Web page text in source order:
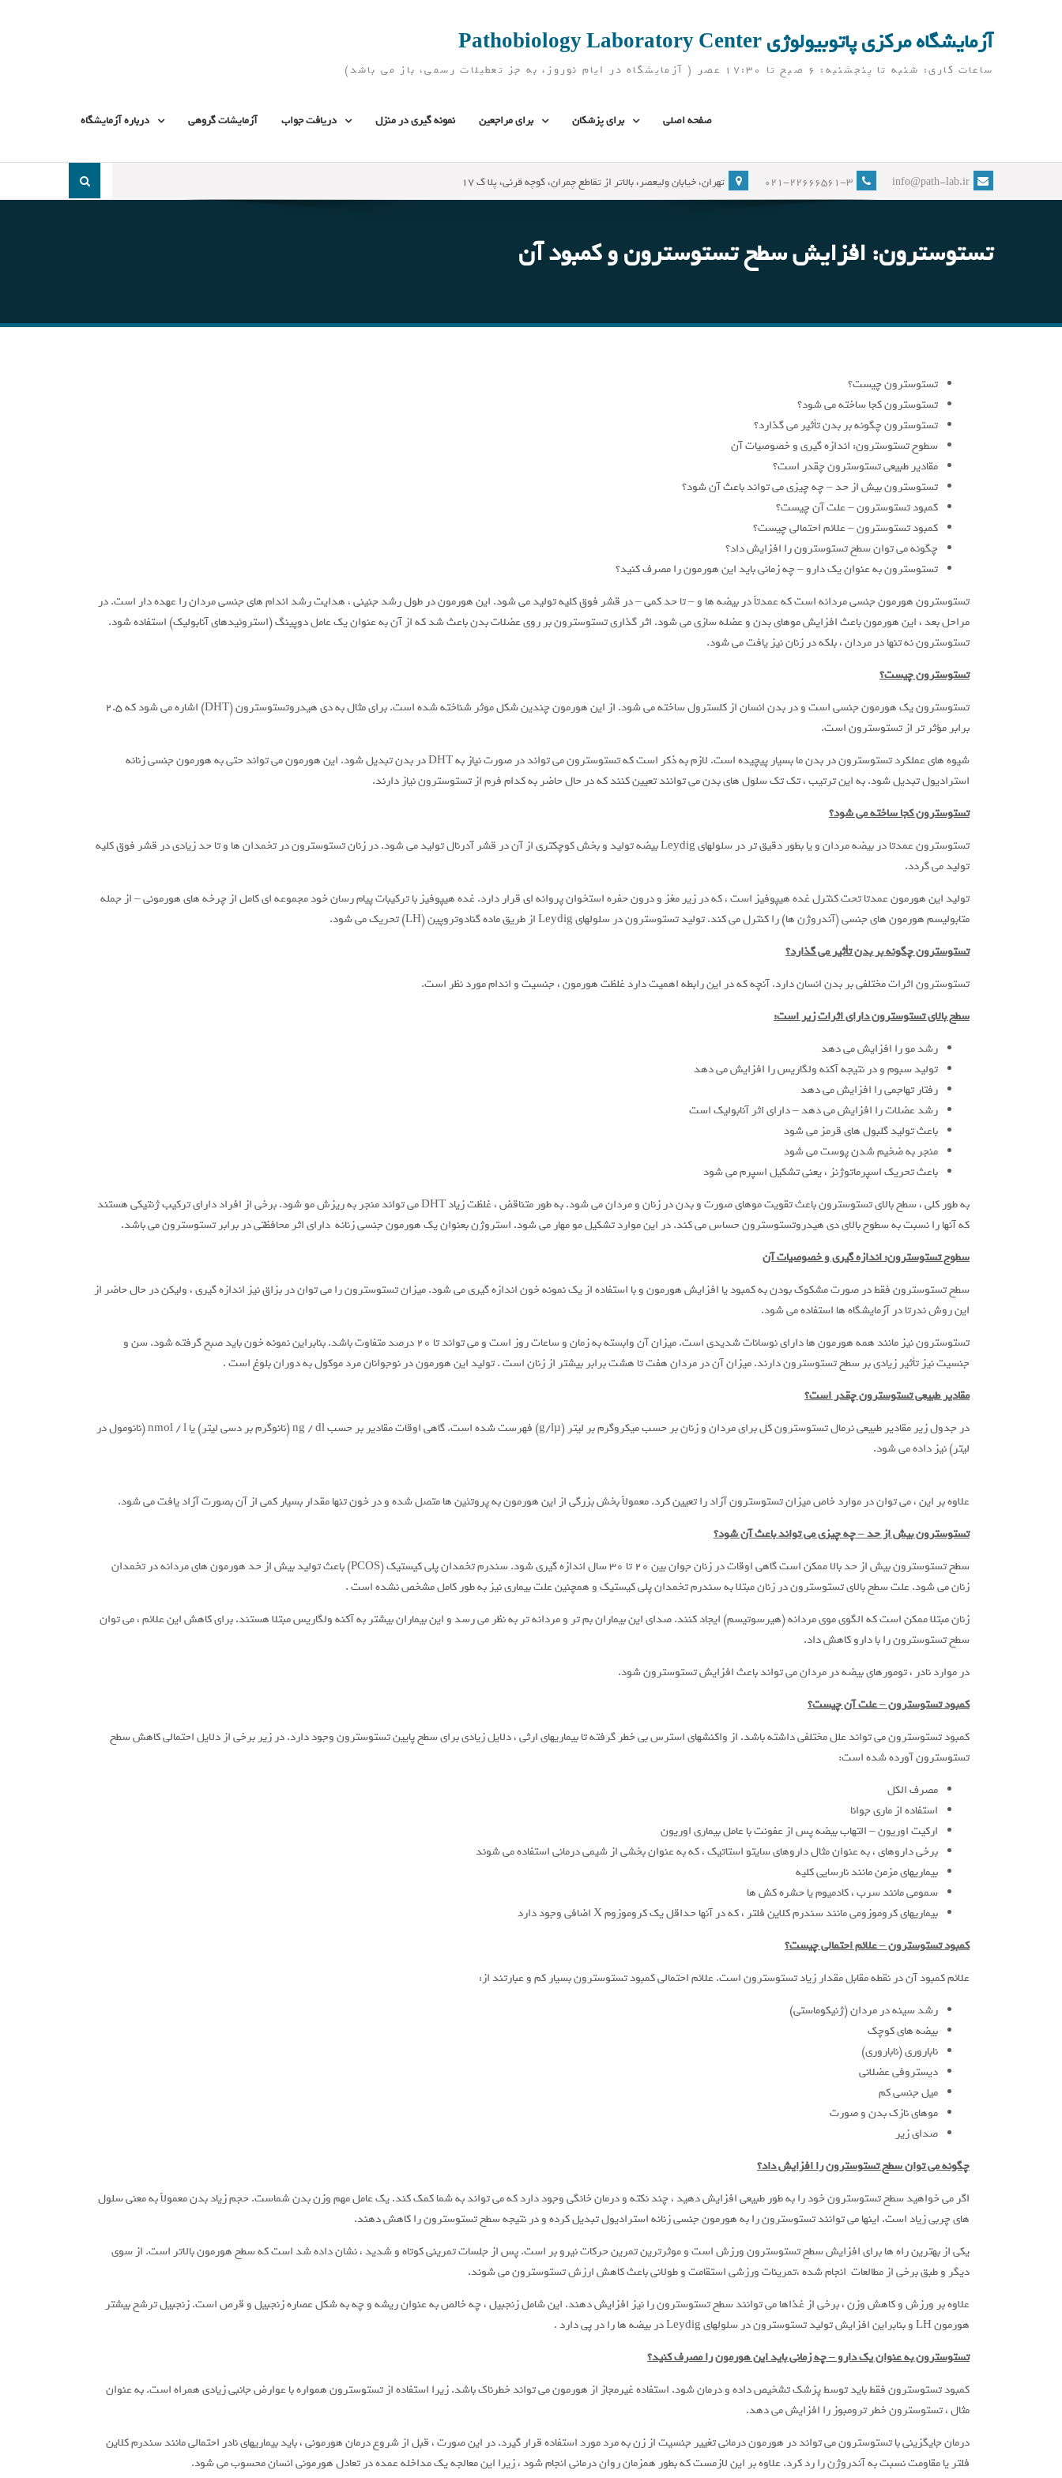
آزمایشگاه مرکزی پاتوبیولوژی Pathobiology Laboratory Center
ساعات کاری: شنبه تا پنجشنبه: 6 صبح تا 17:30 عصر ( آزمایشگاه در ایام نوروز، به جز تعطیلات رسمی، باز می باشد)
صفحه اصلی برای پزشکان برای مراجعین نمونه گیری در منزل دریافت جواب آزمایشات گروهی درباره آزمایشگاه
info@path-lab.ir
021-22666561-3 تهران، خیابان ولیعصر، بالاتر از تقاطع چمران، کوچه قرنی، پلا ک 17
جست
تستوسترون: افزایش سطح تستوسترون و کمبود آن
تستوسترون چیست؟
تستوسترون کجا ساخته می شود؟
تستوسترون چگونه بر بدن تأثیر می گذارد؟
سطوح تستوسترون: اندازه گیری و خصوصیات آن
مقادیر طبیعی تستوسترون چقدر است؟
تستوسترون بیش از حد – چه چیزی می تواند باعث آن شود؟
کمبود تستوسترون – علت آن چیست؟
کمبود تستوسترون – علائم احتمالی چیست؟
چگونه می توان سطح تستوسترون را افزایش داد؟
تستوسترون به عنوان یک دارو – چه زمانی باید این هورمون را مصرف کنید؟
تستوسترون هورمون جنسی مردانه است که عمدتاً در بیضه ها و – تا حد کمی – در قشر فوق کلیه تولید می شود. این هورمون در طول رشد جنینی ، هدایت رشد اندام های جنسی مردان را عهده دار است. در
مراحل بعد ، این هورمون باعث افزایش موهای بدن و عضله سازی می شود. اثر گذاری تستوسترون بر روی عضلات بدن باعث شد که از آن به عنوان یک عامل دوپینگ (استروئیدهای آنابولیک) استفاده شود.
تستوسترون نه تنها در مردان ، بلکه در زنان نیز یافت می شود.
تستوسترون چیست؟
تستوسترون یک هورمون جنسی است و در بدن انسان از کلسترول ساخته می شود. از این هورمون چندین شکل موثر شناخته شده است. برای مثال به دی هیدروتستوسترون (DHT) اشاره می شود که 2.5
برابر مؤثر تر از تستوسترون است.
شیوه های عملکرد تستوسترون در بدن ما بسیار پیچیده است. لازم به ذکر است که تستوسترون می تواند در صورت نیاز به DHT در بدن تبدیل شود. این هورمون می تواند حتی به هورمون جنسی زنانه
استرادیول تبدیل شود. به این ترتیب ، تک تک سلول های بدن می توانند تعیین کنند که در حال حاضر به کدام فرم از تستوسترون نیاز دارند.
تستوسترون کجا ساخته می شود؟
تستوسترون عمدتا در بیضه مردان و یا بطور دقیق تر در سلولهای Leydig بیضه تولید و بخش کوچکتری از آن در قشر آدرنال تولید می شود. در زنان تستوسترون در تخمدان ها و تا حد زیادی در قشر فوق کلیه
تولید می گردد.
تولید این هورمون عمدتا تحت کنترل غده هیپوفیز است ، که در زیر مغز و درون حفره استخوان پروانه ای قرار دارد. غده هیپوفیز با ترکیبات پیام رسان خود مجموعه ای کامل از چرخه های هورمونی – از جمله
متابولیسم هورمون های جنسی (آندروژن ها) را کنترل می کند. تولید تستوسترون در سلولهای Leydig از طریق ماده گنادوتروپین (LH) تحریک می شود.
تستوسترون چگونه بر بدن تأثیر می گذارد؟
تستوسترون اثرات مختلفی بر بدن انسان دارد. آنچه که در این رابطه اهمیت دارد غلظت هورمون ، جنسیت و اندام مورد نظر است.
سطح بالای تستوسترون دارای اثرات زیر است:
رشد مو را افزایش می دهد
تولید سبوم و در نتیجه آکنه ولگاریس را افزایش می دهد
رفتار تهاجمی را افزایش می دهد
رشد عضلات را افزایش می دهد – دارای اثر آنابولیک است
باعث تولید گلبول های قرمز می شود
منجر به ضخیم شدن پوست می شود
باعث تحریک اسپرماتوژنز ، یعنی تشکیل اسپرم می شود
به طور کلی ، سطح بالای تستوسترون باعث تقویت موهای صورت و بدن در زنان و مردان می شود. به طور متناقض ، غلظت زیاد DHT می تواند منجر به ریزش مو شود. برخی از افراد دارای ترکیب ژنتیکی هستند
که آنها را نسبت به سطوح بالای دی هیدروتستوسترون حساس می کند. در این موارد تشکیل مو مهار می شود. استروژن بعنوان یک هورمون جنسی زنانه دارای اثر محافظتی در برابر تستوسترون می باشد.
سطوح تستوسترون: اندازه گیری و خصوصیات آن
سطح تستوسترون فقط در صورت مشکوک بودن به کمبود یا افزایش هورمون و با استفاده از یک نمونه خون اندازه گیری می شود. میزان تستوسترون را می توان در بزاق نیز اندازه گیری ، ولیکن در حال حاضر از
این روش ندرتا در آزمایشگاه ها استفاده می شود.
تستوسترون نیز مانند همه هورمون ها دارای نوسانات شدیدی است. میزان آن وابسته به زمان و ساعات روز است و می تواند تا 20 درصد متفاوت باشد. بنابراین نمونه خون باید صبح گرفته شود. سن و
جنسیت نیز تأثیر زیادی بر سطح تستوسترون دارند. میزان آن در مردان هفت تا هشت برابر بیشتر از زنان است . تولید این هورمون در نوجوانان مرد موکول به دوران بلوغ است .
مقادیر طبیعی تستوسترون چقدر است؟
در جدول زیر مقادیر طبیعی نرمال تستوسترون کل برای مردان و زنان بر حسب میکروگرم بر لیتر (g/lµ) فهرست شده است. گاهی اوقات مقادیر بر حسب ng / dl (نانوگرم بر دسی لیتر) یا nmol / l (نانومول در
لیتر) نیز داده می شود.
علاوه بر این ، می توان در موارد خاص میزان تستوسترون آزاد را تعیین کرد. معمولاً بخش بزرگی از این هورمون به پروتئین ها متصل شده و در خون تنها مقدار بسیار کمی از آن بصورت آزاد یافت می شود.
تستوسترون بیش از حد – چه چیزی می تواند باعث آن شود؟
سطح تستوسترون بیش از حد بالا ممکن است گاهی اوقات در زنان جوان بین 20 تا 30 سال اندازه گیری شود. سندرم تخمدان پلی کیستیک (PCOS) باعث تولید بیش از حد هورمون های مردانه در تخمدان
زنان می شود. علت سطح بالای تستوسترون در زنان مبتلا به سندرم تخمدان پلی کیستیک و همچنین علت بیماری نیز به طور کامل مشخص نشده است .
زنان مبتلا ممکن است که الگوی موی مردانه (هیرسوتیسم) ایجاد کنند. صدای این بیماران بم تر و مردانه تر به نظر می رسد و این بیماران بیشتر به آکنه ولگاریس مبتلا هستند. برای کاهش این علائم ، می توان
سطح تستوسترون را با دارو کاهش داد.
در موارد نادر ، تومورهای بیضه در مردان می تواند باعث افزایش تستوسترون شود.
کمبود تستوسترون–علت آن چیست؟
کمبود تستوسترون می تواند علل مختلفی داشته باشد. از واکنشهای استرس بی خطر گرفته تا بیماریهای ارثی ، دلایل زیادی برای سطح پایین تستوسترون وجود دارد. در زیر برخی از دلایل احتمالی کاهش سطح
تستوسترون آورده شده است:
مصرف الکل
استفاده از ماری جوانا
ارکیت اوریون – التهاب بیضه پس از عفونت با عامل بیماری اوریون
برخی داروهای ، به عنوان مثال داروهای سایتو استاتیک ، که به عنوان بخشی از شیمی درمانی استفاده می شوند
بیماریهای مزمن مانند نارسایی کلیه
سمومی مانند سرب ، کادمیوم یا حشره کش ها
بیماریهای کروموزومی مانند سندرم کلاین فلتر ، که در آنها حداقل یک کروموزوم X اضافی وجود دارد
کمبود تستوسترون – علائم احتمالی چیست؟
علائم کمبود آن در نقطه مقابل مقدار زیاد تستوسترون است. علائم احتمالی کمبود تستوسترون بسیار کم و عبارتند از:
رشد سینه در مردان (ژنیکوماستی)
بیضه های کوچک
ناباروری (ناباروری)
دیستروفی عضلانی
میل جنسی کم
موهای نازک بدن و صورت
صدای زیر
چگونه می توان سطح تستوسترون را افزایش داد؟
اگر می خواهید سطح تستوسترون خود را به طور طبیعی افزایش دهید ، چند نکته و درمان خانگی وجود دارد که می تواند به شما کمک کند. یک عامل مهم وزن بدن شماست. حجم زیاد بدن معمولاً به معنی سلول
های چربی زیاد است. اینها می توانند تستوسترون را به هورمون جنسی زنانه استرادیول تبدیل کرده و در نتیجه سطح تستوسترون را کاهش دهند.
یکی از بهترین راه ها برای افزایش سطح تستوسترون ورزش است و موثرترین تمرین حرکات نیرو بر است. پس از جلسات تمرینی کوتاه و شدید ، نشان داده شد است که سطح هورمون بالاتر است. از سوی
دیگر و طبق برخی از مطالعات انجام شده ،تمرینات ورزشی استقامت و طولانی باعث کاهش ارزش تستوسترون می شوند.
علاوه بر ورزش و کاهش وزن ، برخی از غذاها می توانند سطح تستوسترون را نیز افزایش دهند. این شامل زنجبیل ، چه خالص به عنوان ریشه و چه به شکل عصاره زنجبیل و قرص است. زنجبیل ترشح بیشتر
هورمون LH و بنابراین افزایش تولید تستوسترون در سلولهای Leydig در بیضه ها را در پی دارد .
تستوسترون به عنوان یک دارو – چه زمانی باید این هورمون را مصرف کنید؟
کمبود تستوسترون فقط باید توسط پزشک تشخیص داده و درمان شود. استفاده غیرمجاز از هورمون می تواند خطرناک باشد. زیرا استفاده از تستوسترون همواره با عوارض جانبی زیادی همراه است. به عنوان
مثال ، تستوسترون خطر ترومبوز را افزایش می دهد.
درمان جایگزینی با تستوسترون می تواند در هورمون درمانی تغییر جنسیت از زن به مرد مورد استفاده قرار گیرد. در این صورت ، قبل از شروع درمان هورمونی ، باید بیماریهای نادر احتمالی مانند سندرم کلاین
فلتر یا مقاومت نسبت به آندروژن را رد کرد. علاوه بر این لازمست که بطور همزمان روان درمانی انجام شود ، زیرا این معالجه یک مداخله عمده در تعادل هورمونی انسان محسوب می شود.